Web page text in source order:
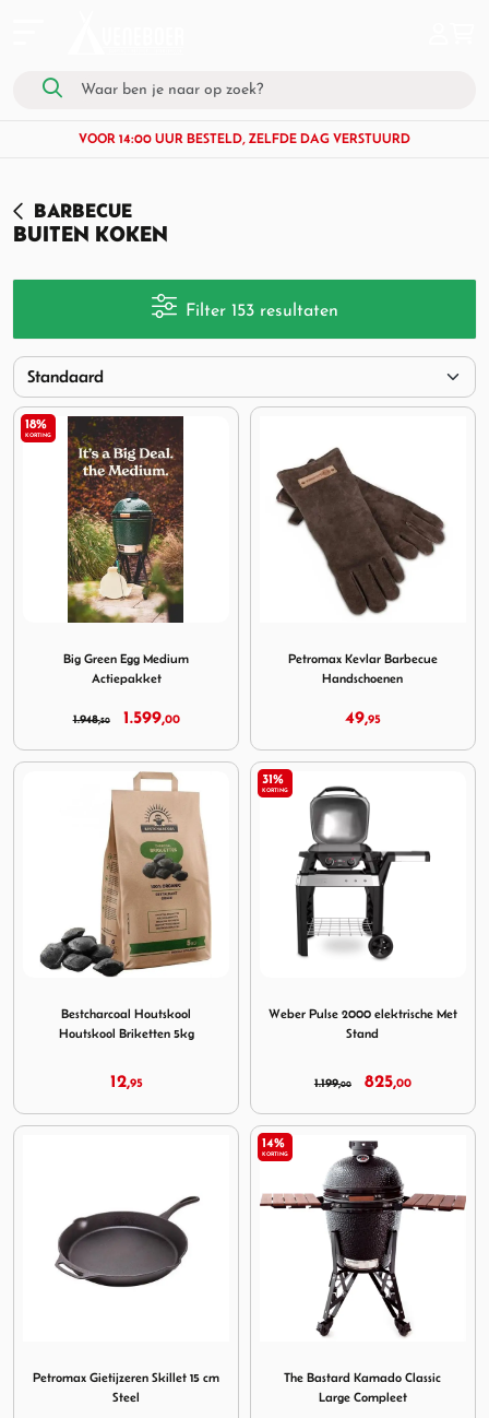
VOOR 14:00 UUR BESTELD, ZELFDE DAG VERSTUURD
BUITEN KOKEN
BARBECUE
Filter 153 resultaten
18%
KORTING
Big Green Egg Medium
Actiepakket
1.948,50 1.599,00
Petromax Kevlar Barbecue
Handschoenen
49,95
Bestcharcoal Houtskool
Houtskool Briketten 5kg
12,95
31%
KORTING
Weber Pulse 2000 elektrische Met
Stand
1.199,00 825,00
Petromax Gietijzeren Skillet 15 cm
Steel
14%
KORTING
The Bastard Kamado Classic
Large Compleet